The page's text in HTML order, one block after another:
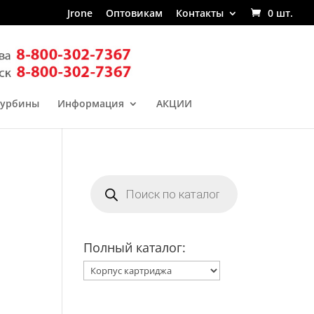
Jrone Оптовикам Контакты 0 шт.
Информация АКЦИИ
товаров
Полный каталог: